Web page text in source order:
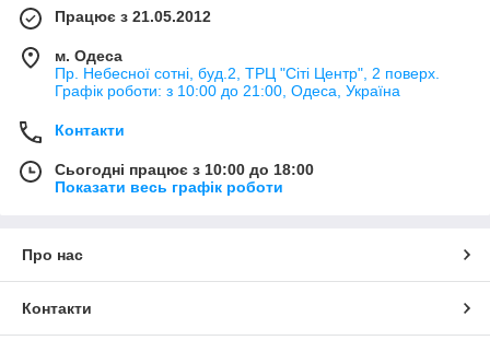
Працює з 21.05.2012
м. Одеса
Пр. Небесної сотні, буд.2, ТРЦ "Сіті Центр", 2 поверх.
Графік роботи: з 10:00 до 21:00, Одеса, Україна
Контакти
Сьогодні працює з 10:00 до 18:00
Показати весь графік роботи
Про нас
Контакти